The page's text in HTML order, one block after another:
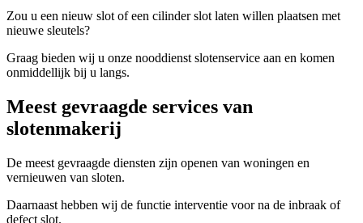
Zou u een nieuw slot of een cilinder slot laten willen plaatsen met
nieuwe sleutels?
Graag bieden wij u onze nooddienst slotenservice aan en komen
onmiddellijk bij u langs.
Meest gevraagde services van
slotenmakerij
De meest gevraagde diensten zijn openen van woningen en
vernieuwen van sloten.
Daarnaast hebben wij de functie interventie voor na de inbraak of
defect slot.